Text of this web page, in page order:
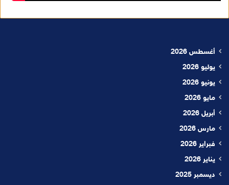
أغسطس 2026
يوليو 2026
يونيو 2026
مايو 2026
أبريل 2026
مارس 2026
فبراير 2026
يناير 2026
ديسمبر 2025